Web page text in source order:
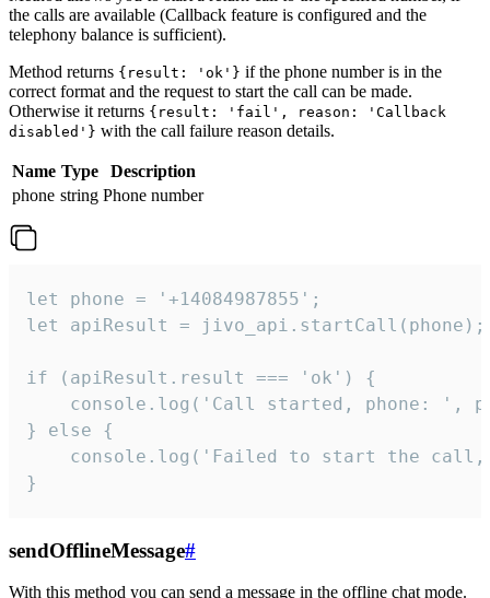
the calls are available (Callback feature is configured and the
telephony balance is sufficient).
Method returns {result: 'ok'} if the phone number is in the
correct format and the request to start the call can be made.
Otherwise it returns {result: 'fail', reason: 'Callback
disabled'} with the call failure reason details.
Name Type
Description
phone string Phone number
let phone = '+14084987855';
let apiResult = jivo_api.startCall(phone);
if (apiResult.result === 'ok') {
console.log('Call started, phone: ',
} else {
console.log('Failed to start the
}
sendOfflineMessage#
With this method you can send a message in the offline chat mode.